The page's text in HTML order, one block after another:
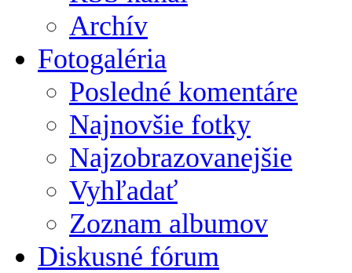
Archív
Fotogaléria
Posledné komentáre
Najnovšie fotky
Najzobrazovanejšie
Vyhľadať
Zoznam albumov
Diskusné fórum